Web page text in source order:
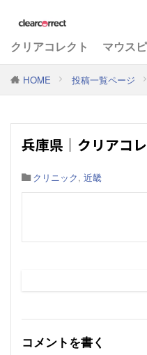
クリアコレクト マウス
HOME 投稿一覧ページ
兵庫県｜クリアコ
クリニック, 近畿
コメントを書く